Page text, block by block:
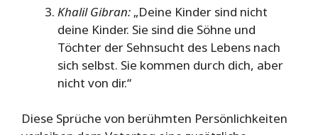
Khalil Gibran: „Deine Kinder sind nicht
deine Kinder. Sie sind die Söhne und
Töchter der Sehnsucht des Lebens nach
sich selbst. Sie kommen durch dich, aber
nicht von dir.“
Diese Sprüche von berühmten Persönlichkeiten